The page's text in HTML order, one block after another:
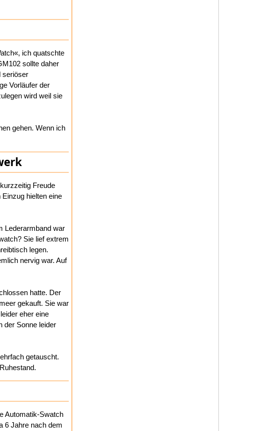
ich quatschte
sollte daher
seriöser
Vorläufer der
wird weil sie
gehen. Wenn ich
Freude
hielten eine
Lederarmband war
Sie lief extrem
legen.
nervig war. Auf
hatte. Der
gekauft. Sie war
eher eine
der Sonne leider
getauscht.
Automatik-Swatch
6 Jahre nach dem